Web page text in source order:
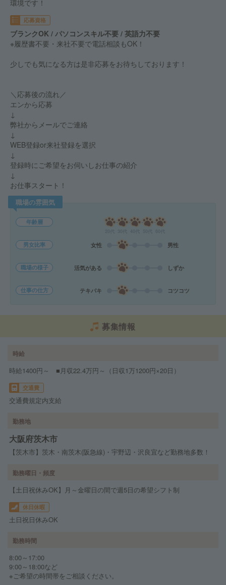
環境です！
応募資格
ブランクOK / パソコンスキル不要 / 英語力不要
※履歴書不要・来社不要で電話相談もOK！
少しでも気になる方は是非応募をお待ちしております！
＼応募後の流れ／
エンから応募
↓
弊社からメールでご連絡
↓
WEB登録or来社登録を選択
↓
登録時にご希望をお伺いしお仕事の紹介
↓
お仕事スタート！
職場の雰囲気
年齢層
男女比率 女性 男性
職場の様子 活気がある しずか
仕事の仕方 テキパキ コツコツ
募集情報
時給
時給1400円～ ■月収22.4万円～（日収1万1200円×20日）
交通費
交通費規定内支給
勤務地
大阪府茨木市
【茨木市】茨木・南茨木(阪急線)・宇野辺・沢良宜など勤務地多数！
勤務曜日・頻度
【土日祝休みOK】月～金曜日の間で週5日の希望シフト制
休日休暇
土日祝日休みOK
勤務時間
8:00～17:00
9:00～18:00など
※ご希望の時間帯をご相談ください。